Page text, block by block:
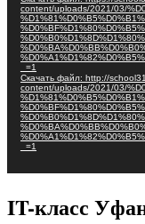
content/uploads/2021/03/
_=1
Скачать файл: http://
content/uploads/2021/03/
_=1
IT-класс